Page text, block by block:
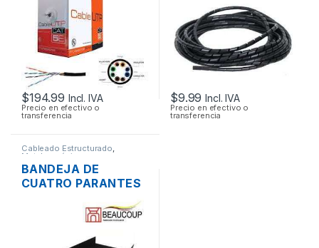
$194.99 Incl. IVA
Precio en efectivo o
transferencia
$9.99 Incl. IVA
Precio en efectivo o
transferencia
Cableado Estructurado,
Metalmecánicos
BANDEJA DE
CUATRO PARANTES
75CM PARA RACK